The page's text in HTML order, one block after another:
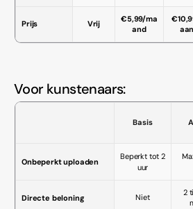
Prijs Vrij
€5,99/ma
and
Voor kunstenaars:
Basis
Onbeperkt uploaden
Beperkt tot 2
uur
Directe beloning Niet
2